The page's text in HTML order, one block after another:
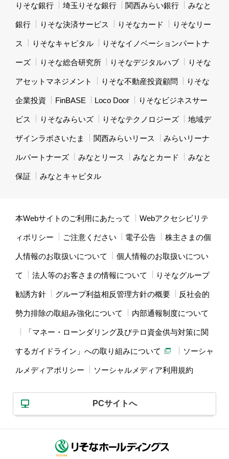
りそな銀行 埼玉りそな銀行 関西みらい銀行 みなと
銀行 りそな決済サービス りそなカード りそなリー
ス りそなキャピタル りそなイノベーションパートナ
ーズ りそな総合研究所 りそなデジタルハブ りそな
アセットマネジメント りそな不動産投資顧問 りそな
企業投資 FinBASE Loco Door りそなビジネスサー
ビス りそなみらいズ りそなテクノロジーズ 地域デ
ザインラボさいたま 関西みらいリース みらいリーナ
ルパートナーズ みなとリース みなとカード みなと
保証 みなとキャピタル
本Webサイトのご利用にあたって Webアクセシビリテ
ィポリシー ご注意ください 電子公告 株主さまの個
人情報のお取扱いについて 個人情報のお取扱いについ
て 法人等のお客さまの情報について りそなグループ
勧誘方針 グループ利益相反管理方針の概要 反社会的
勢力排除の取組み強化について 内部通報制度について
「マネー・ローンダリング及びテロ資金供与対策に関
するガイドライン」への取り組みについて ソーシャ
ルメディアポリシー ソーシャルメディア利用規約
PCサイトへ